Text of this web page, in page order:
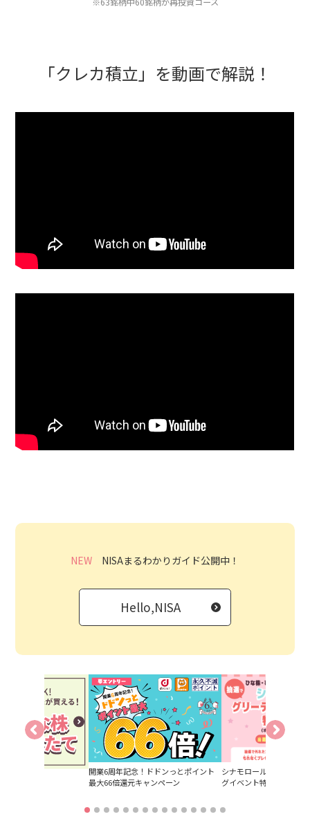
「クレカ積立」を動画で解説！
NEW NISAまるわかりガイド公開中！
Hello,NISA
開業6周年記念！ ドドンっとポイント
最大66倍還元キャンペーン
シナモロールに会える！
グイベント特別ご招待キ